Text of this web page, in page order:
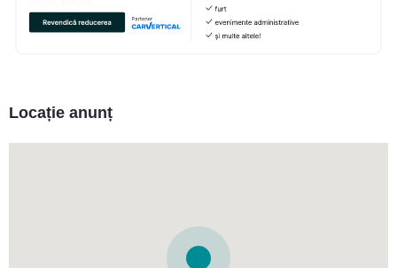
Locație anunț